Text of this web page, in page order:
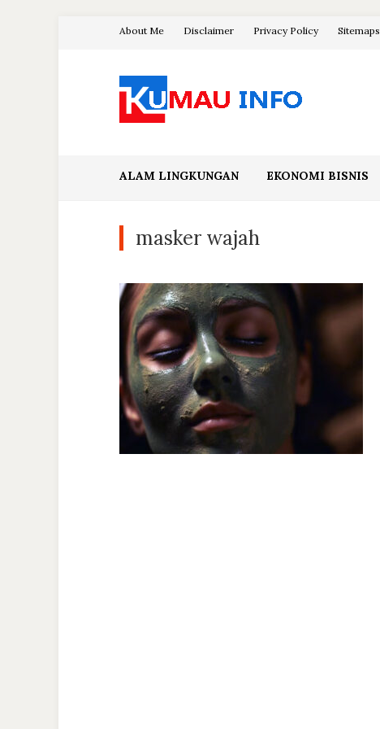
About Me Disclaimer Privacy Policy Sitemaps
ALAM LINGKUNGAN EKONOMI BISNIS
masker wajah